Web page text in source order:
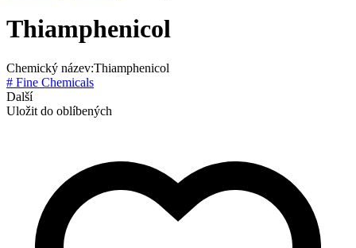
Thiamphenicol
Chemický název:Thiamphenicol
# Fine Chemicals
Další
Uložit do oblíbených